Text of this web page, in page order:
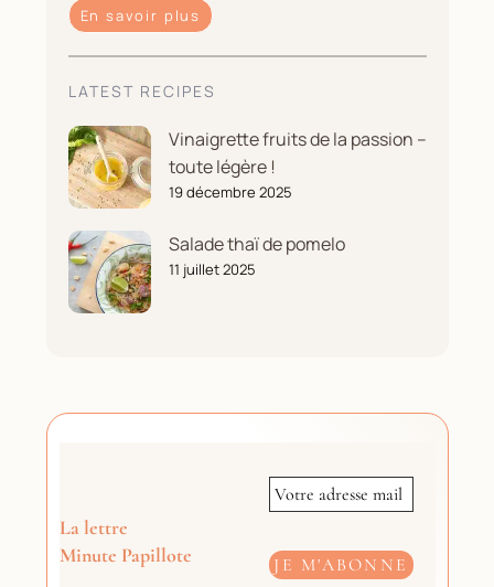
En savoir plus
LATEST RECIPES
Vinaigrette fruits de la passion –
toute légère !
19 décembre 2025
Salade thaï de pomelo
11 juillet 2025
La lettre
Minute Papillote